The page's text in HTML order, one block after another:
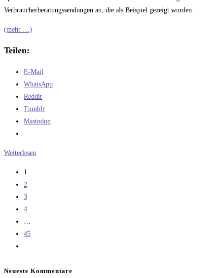
Verbraucherberatungssendungen an, die als Beispiel gezeigt wurden.
(mehr …)
Teilen:
E-Mail
WhatsApp
Reddit
Tumblr
Mastodon
Weiterlesen
1
2
3
4
45
Seite
Neueste Kommentare